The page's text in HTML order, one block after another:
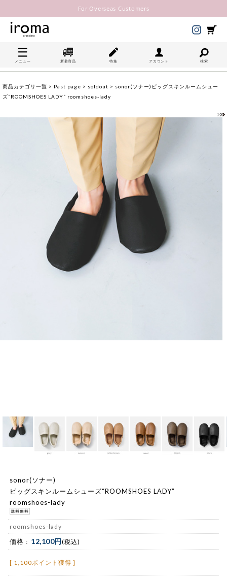
For Overseas Customers
メニュー 新着商品 特集 アカウント 検索
商品カテゴリ一覧 > Past page > soldout > sonor(ソナー)ピッグスキンルームシュー
ズ“ROOMSHOES LADY” roomshoes-lady
sonor(ソナー)
ピッグスキンルームシューズ“ROOMSHOES LADY”
roomshoes-lady
roomshoes-lady
価格 : 12,100円(税込)
[ 1,100ポイント獲得 ]